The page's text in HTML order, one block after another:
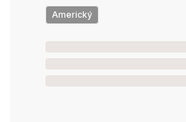
Americký